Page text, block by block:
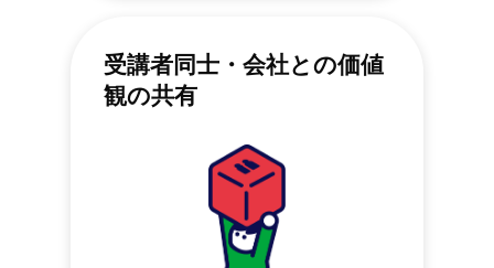
受講者同士・会社との価値
観の共有